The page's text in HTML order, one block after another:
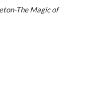
The Magic of